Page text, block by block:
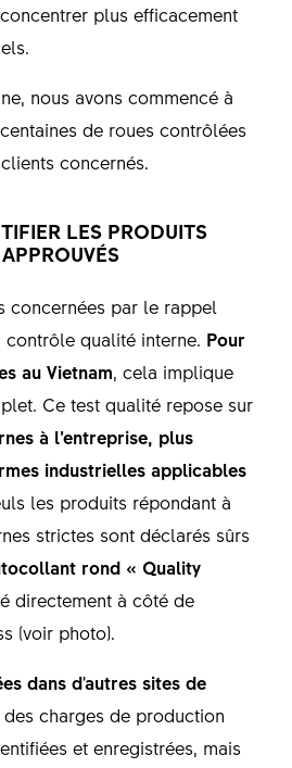
plus efficacement
nous avons commencé à
de roues contrôlées
concernés.
LES PRODUITS
concernées par le rappel
contrôle qualité interne. Pour
au Vietnam, cela implique
Ce test qualité repose sur
à l’entreprise, plus
industrielles applicables
les produits répondant à
strictes sont déclarés sûrs
rond « Quality
directement à côté de
(voir photo).
dans d'autres sites de
charges de production
et enregistrées, mais